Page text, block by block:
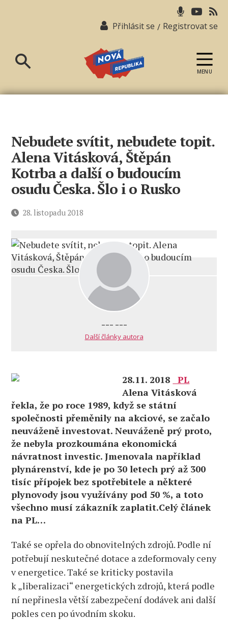
Přihlásit se / Registrovat se
republika
MENU
Nebudete svítit, nebudete topit.
Alena Vitásková, Štěpán
Kotrba a další o budoucím
osudu Česka. Šlo i o Rusko
Datum28. listopadu 2018
--- ---
Další články autora
28.11. 2018
PL
Alena Vitásková
řekla, že po roce 1989, když se státní
společnosti přeměnily na akciové, se začalo
neuváženě investovat. Neuváženě prý proto,
že nebyla prozkoumána ekonomická
návratnost investic. Jmenovala například
plynárenství, kde je po 30 letech prý až 300
tisíc přípojek bez spotřebitele a některé
plynovody jsou využívány pod 50 %, a toto
všechno musí zákazník zaplatit.Celý článek
na PL…
Také se opřela do obnovitelných zdrojů. Podle ní
potřebují neskutečné dotace a zdeformovaly ceny
v energetice. Také se kriticky postavila
k „liberalizaci“ energetických zdrojů, která podle
ní nepřinesla větší zabezpečení dodávek ani další
pokles cen po úvodním skoku.